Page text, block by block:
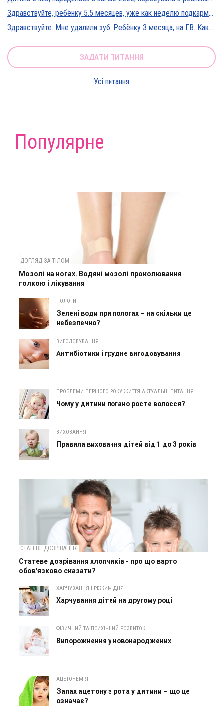
Здравствуйте, ребёнку 5.5 месяцев, уже как неделю подкармливаю смесью, пробовали 3 вида нан, милупа и остановились на малютке премиум, только вчера появились красные пятна вокруг рта после кормления смесью, и мы опять попробовали милупа и нан, реакция осталась, что делать?
Здравствуйте. Мне удалили зуб. Ребёнку 3 месяца, на ГВ. Какие антибиотики можно принимать? Спасибо
ЗАДАТИ ПИТАННЯ
Усі питання
Популярне
ДОГЛЯД ЗА ТІЛОМ
Мозолі на ногах. Водяні мозолі проколювання
голкою і лікування
ПОЛОГИ
Зелені води при пологах – на скільки це
небезпечно?
ВИГОДОВУВАННЯ
Антибіотики і грудне вигодовування
ПРОБЛЕМИ ПЕРШОГО РОКУ ЖИТТЯ АКТУАЛЬНІ ПИТАННЯ
Чому у дитини погано росте волосся?
ВИХОВАННЯ
Правила виховання дітей від 1 до 3 років
СТАТЕВЕ ДОЗРІВАННЯ
Статеве дозрівання хлопчиків - про що варто
обов'язково сказати?
ХАРЧУВАННЯ І РЕЖИМ ДНЯ
Харчування дітей на другому році
ФІЗИЧНИЙ ТА ПСИХІЧНИЙ РОЗВИТОК
Випорожнення у новонароджених
АЦЕТОНЕМІЯ
Запах ацетону з рота у дитини – що це
означає?